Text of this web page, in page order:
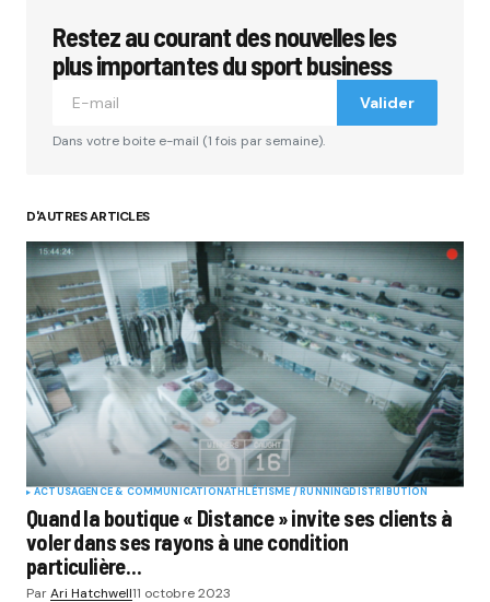
Restez au courant des nouvelles les
plus importantes du sport business
Valider
Dans votre boite e-mail (1 fois par semaine).
D'AUTRES ARTICLES
ACTUSAGENCE & COMMUNICATIONATHLÉTISME / RUNNINGDISTRIBUTION
Quand la boutique « Distance » invite ses clients à
voler dans ses rayons à une condition
particulière…
ParAri Hatchwell11 octobre 2023